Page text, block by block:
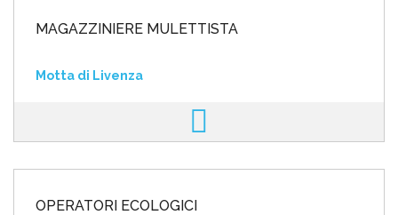
MAGAZZINIERE MULETTISTA
Motta di Livenza
OPERATORI ECOLOGICI